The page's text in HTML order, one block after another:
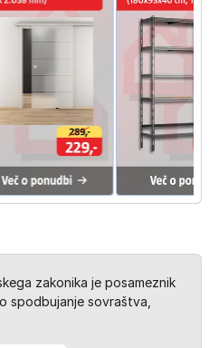
zakonika je posameznik
spodbujanje sovraštva,